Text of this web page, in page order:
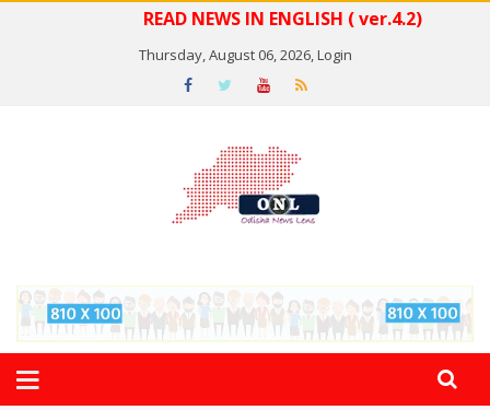
READ NEWS IN ENGLISH ( ver.4.2)
Thursday, August 06, 2026,Login